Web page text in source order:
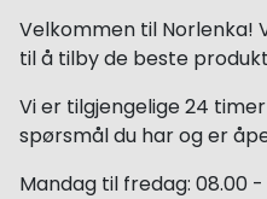
Velkommen til Norlenka!
til å tilby de beste
Vi er tilgjengelige 24
spørsmål du har og er
Mandag til fredag: 08.00 -